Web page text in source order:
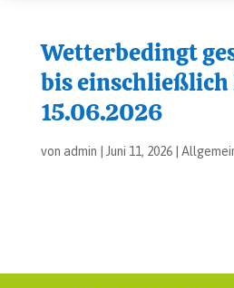
Wet­ter­be­dingt
bis
15.06.2026
von admin Juni 11, 2026|